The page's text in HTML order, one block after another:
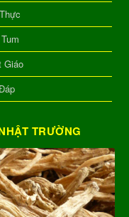
Giáo
TRƯỜNG